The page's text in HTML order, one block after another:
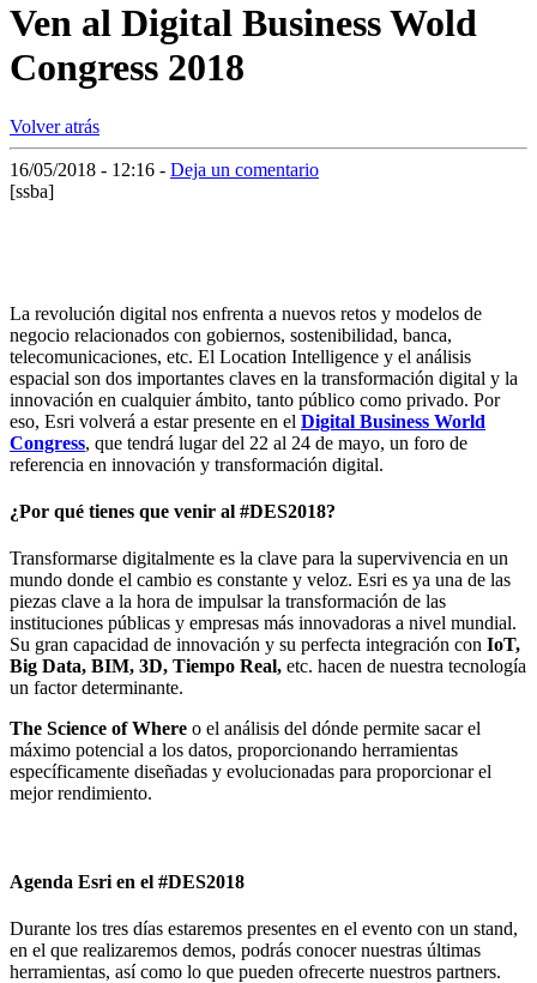
Ven al Digital Business Wold
Congress 2018
Volver atrás
16/05/2018 - 12:16 - Deja un comentario
[ssba]
La revolución digital nos enfrenta a nuevos retos y modelos de
negocio relacionados con gobiernos, sostenibilidad, banca,
telecomunicaciones, etc. El Location Intelligence y el análisis
espacial son dos importantes claves en la transformación digital y la
innovación en cualquier ámbito, tanto público como privado. Por
eso, Esri volverá a estar presente en el Digital Business World
Congress, que tendrá lugar del 22 al 24 de mayo, un foro de
referencia en innovación y transformación digital.
¿Por qué tienes que venir al #DES2018?
Transformarse digitalmente es la clave para la supervivencia en un
mundo donde el cambio es constante y veloz. Esri es ya una de las
piezas clave a la hora de impulsar la transformación de las
instituciones públicas y empresas más innovadoras a nivel mundial.
Su gran capacidad de innovación y su perfecta integración con IoT,
Big Data, BIM, 3D, Tiempo Real, etc. hacen de nuestra tecnología
un factor determinante.
The Science of Where o el análisis del dónde permite sacar el
máximo potencial a los datos, proporcionando herramientas
específicamente diseñadas y evolucionadas para proporcionar el
mejor rendimiento.
Agenda Esri en el #DES2018
Durante los tres días estaremos presentes en el evento con un stand,
en el que realizaremos demos, podrás conocer nuestras últimas
herramientas, así como lo que pueden ofrecerte nuestros partners.